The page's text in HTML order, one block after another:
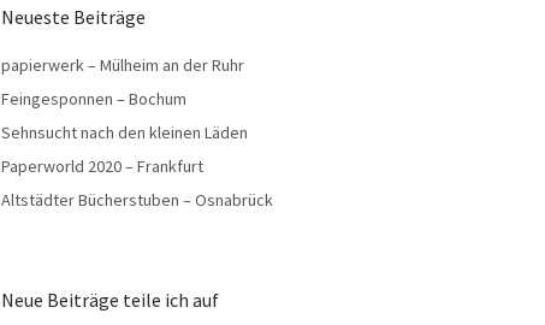
Neueste Beiträge
papierwerk – Mülheim an der Ruhr
Feingesponnen – Bochum
Sehnsucht nach den kleinen Läden
Paperworld 2020 – Frankfurt
Altstädter Bücherstuben – Osnabrück
Neue Beiträge teile ich auf